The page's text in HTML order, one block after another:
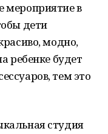
мероприятие в
дети
модно,
ребенке будет
тем это
студия